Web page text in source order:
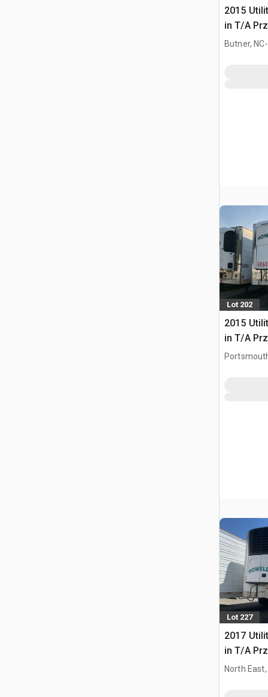
2015
in T/A
Butner, NC.
Lot 202
2015
in T/A
Lot 227
2017
in T/A
North East,